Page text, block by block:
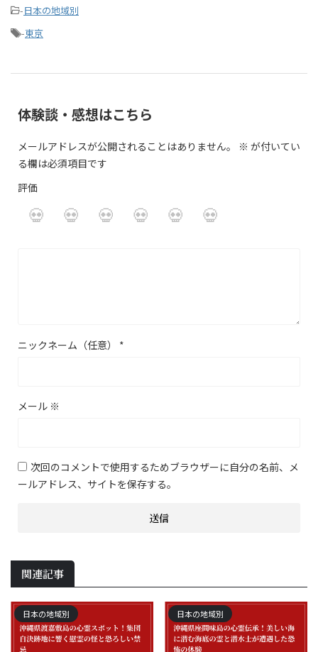
-日本の地域別
-東京
体験談・感想はこちら
メールアドレスが公開されることはありません。 ※ が付いてい
る欄は必須項目です
評価
ニックネーム（任意） *
メール ※
次回のコメントで使用するためブラウザーに自分の名前、メ
ールアドレス、サイトを保存する。
関連記事
日本の地域別 日本の地域別